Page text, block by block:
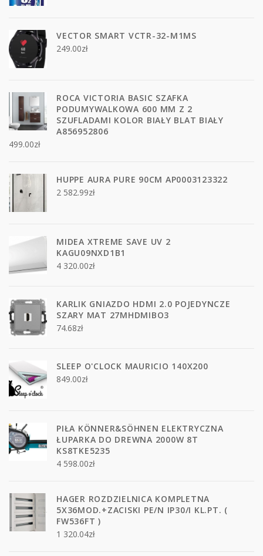
VECTOR SMART VCTR-32-M1MS
249.00zł
ROCA VICTORIA BASIC SZAFKA
PODUMYWALKOWA 600 MM Z 2
SZUFLADAMI KOLOR BIAŁY BLAT BIAŁY
A856952806
499.00zł
HUPPE AURA PURE 90CM AP0003123322
2 582.99zł
MIDEA XTREME SAVE UV 2
KAGU09NXD1B1
4 320.00zł
KARLIK GNIAZDO HDMI 2.0 POJEDYNCZE
SZARY MAT 27MHDMIBO3
74.68zł
SLEEP O'CLOCK MAURICIO 140X200
849.00zł
PIŁA KÖNNER&SÖHNEN ELEKTRYCZNA
ŁUPARKA DO DREWNA 2000W 8T
KS8TKE5235
4 598.00zł
HAGER ROZDZIELNICA KOMPLETNA
5X36MOD.+ZACISKI PE/N IP30/I KL.PT. (
FW536FT )
1 320.04zł